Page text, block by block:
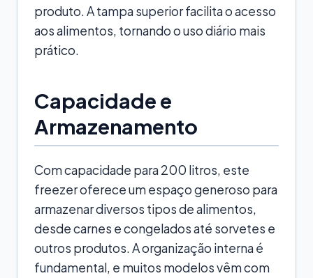
produto. A tampa superior facilita o acesso
aos alimentos, tornando o uso diário mais
prático.
Capacidade e
Armazenamento
Com capacidade para 200 litros, este
freezer oferece um espaço generoso para
armazenar diversos tipos de alimentos,
desde carnes e congelados até sorvetes e
outros produtos. A organização interna é
fundamental, e muitos modelos vêm com